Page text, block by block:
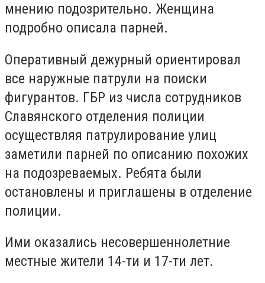
мнению подозрительно. Женщина
подробно описала парней.
Оперативный дежурный ориентировал
все наружные патрули на поиски
фигурантов. ГБР из числа сотрудников
Славянского отделения полиции
осуществляя патрулирование улиц
заметили парней по описанию похожих
на подозреваемых. Ребята были
остановлены и приглашены в отделение
полиции.
Ими оказались несовершеннолетние
местные жители 14-ти и 17-ти лет.